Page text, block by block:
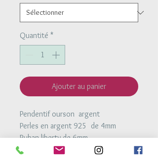
Quantité *
Ajouter au panier
Pendentif ourson argent
Perles en argent 925 de 4mm
Ruban liberty de 6mm
Bracelet ajustable à la taille du